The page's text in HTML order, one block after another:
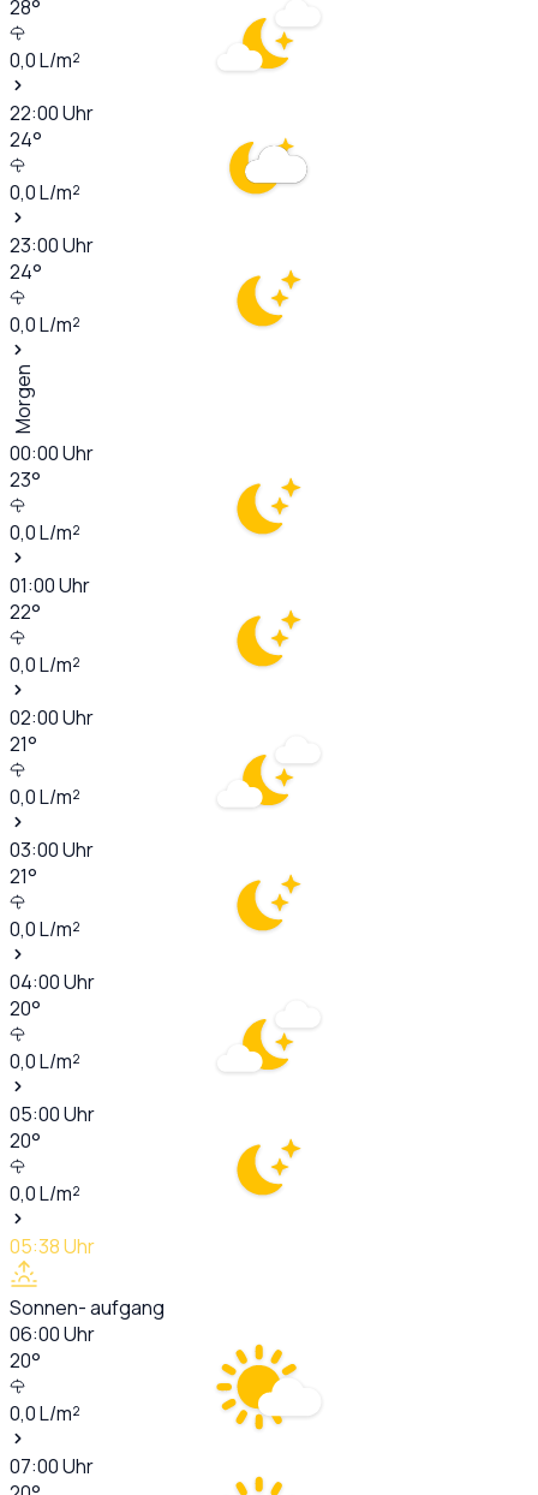
28°
0,0L/m²
22:00Uhr
24°
0,0L/m²
23:00Uhr
24°
0,0L/m²
Morgen
00:00Uhr
23°
0,0L/m²
01:00Uhr
22°
0,0L/m²
02:00Uhr
21°
0,0L/m²
03:00Uhr
21°
0,0L/m²
04:00Uhr
20°
0,0L/m²
05:00Uhr
20°
0,0L/m²
05:38Uhr
Sonnen- aufgang
06:00Uhr
20°
0,0L/m²
07:00Uhr